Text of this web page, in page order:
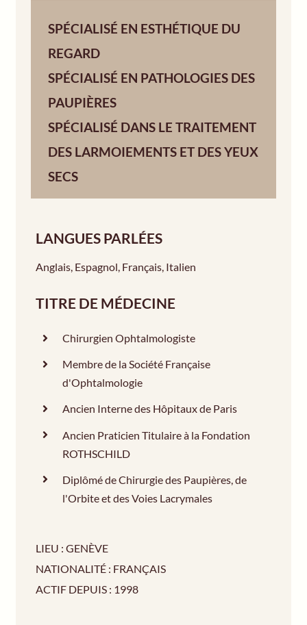
SPÉCIALISÉ EN ESTHÉTIQUE DU
REGARD
SPÉCIALISÉ EN PATHOLOGIES DES
PAUPIÈRES
SPÉCIALISÉ DANS LE TRAITEMENT
DES LARMOIEMENTS ET DES YEUX
SECS
LANGUES PARLÉES
Anglais, Espagnol, Français, Italien
TITRE DE MÉDECINE
Chirurgien Ophtalmologiste
Membre de la Société Française
d'Ophtalmologie
Ancien Interne des Hôpitaux de Paris
Ancien Praticien Titulaire à la Fondation
ROTHSCHILD
Diplômé de Chirurgie des Paupières, de
l'Orbite et des Voies Lacrymales
LIEU : GENÈVE
NATIONALITÉ : FRANÇAIS
ACTIF DEPUIS : 1998